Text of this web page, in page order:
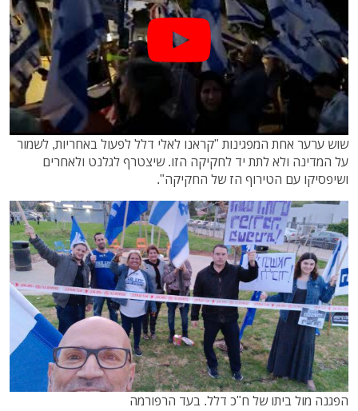
שוש ערער אחת המפגינות "קראנו לאלי דלל לפעול באחריות, לשמור
על המדינה ולא לתת יד לחקיקה הזו. שיצטרף לגלנט ולאחרים
ושיפסיקו עם הטירוף הז של החקיקה".
הפגנה מול ביתו של ח"כ דלל. בעד הרפורמה